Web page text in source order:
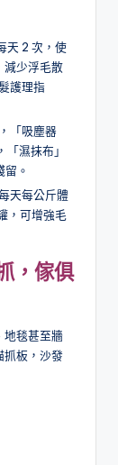
天 2 次，使
減少浮毛散
護理指
「吸塵器
「濕抹布」
。
天每公斤體
，可增強毛
，傢俱
地毯甚至牆
抓板，沙發